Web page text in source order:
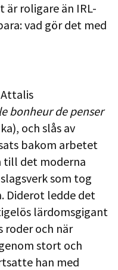
är roligare än IRL-
vad gör det med
Attalis
bonheur de penser
och slås av
bakom arbetet
till det moderna
som tog
Diderot ledde det
lärdomsgigant
roder och när
stort och
han med